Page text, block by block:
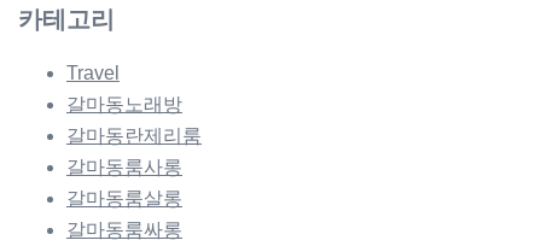
카테고리
Travel
갈마동노래방
갈마동란제리룸
갈마동룸사롱
갈마동룸살롱
갈마동룸싸롱